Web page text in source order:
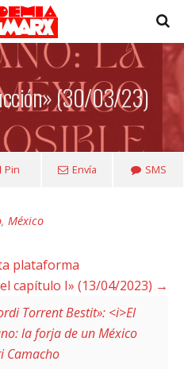
(30/03/23)
Pin Envía SMS
, México
plataforma
capítulo I» (13/04/2023)
Torrent Bestit»: <i>El
la forja de un México
Camacho